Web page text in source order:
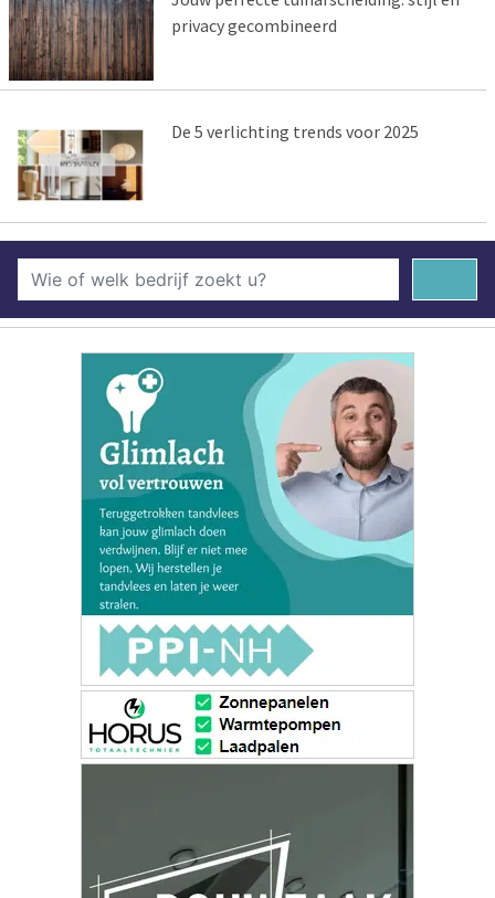
privacy gecombineerd
De 5 verlichting trends voor 2025